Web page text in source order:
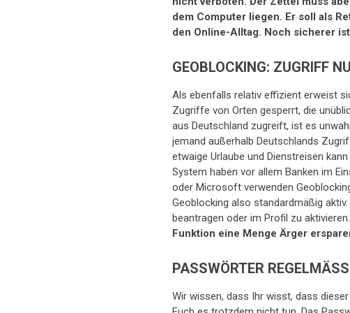
dem Computer liegen. Er soll als
den Online-Alltag. Noch sicherer
GEOBLOCKING: ZUGRIFF
Als ebenfalls relativ effizient erweist
Zugriffe von Orten gesperrt, die
aus Deutschland zugreift, ist es
jemand außerhalb Deutschlands
etwaige Urlaube und Dienstreisen
System haben vor allem Banken im
oder Microsoft verwenden
Geoblocking also standardmäßig
beantragen oder im Profil zu aktivieren.
Funktion eine Menge Ärger
PASSWÖRTER
Wir wissen, dass Ihr wisst, dass